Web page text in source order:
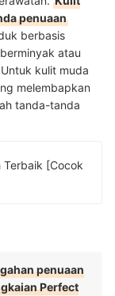
penuaan
berbasis
atau
kulit muda
melembapkan
tanda-tanda
[Cocok
penuaan
Perfect